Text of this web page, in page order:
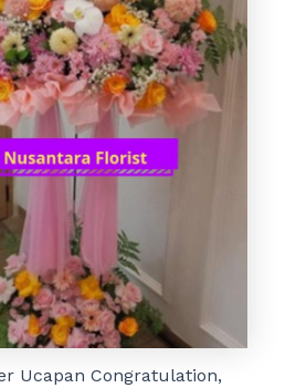
Ucapan Congratulation,